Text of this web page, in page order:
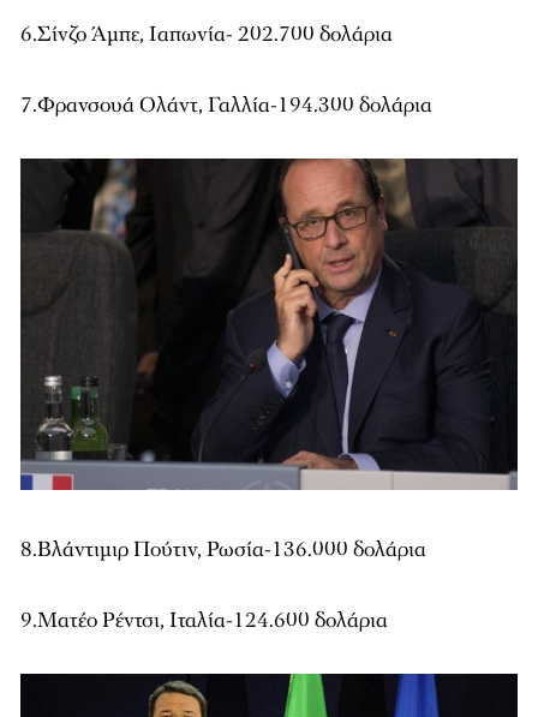
6.Σίνζο Άμπε, Ιαπωνία- 202.700 δολάρια
7.Φρανσουά Ολάντ, Γαλλία-194.300 δολάρια
8.Βλάντιμιρ Πούτιν, Ρωσία-136.000 δολάρια
9.Ματέο Ρέντσι, Ιταλία-124.600 δολάρια